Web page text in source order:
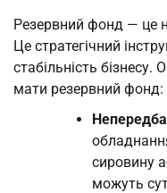
Резервний фонд — це
Це стратегічний
стабільність
мати резервний фонд:
сировину
можуть